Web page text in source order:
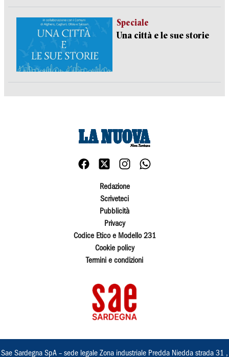
Speciale
Una città e le sue storie
Redazione
Scriveteci
Pubblicità
Privacy
Codice Etico e Modello 231
Cookie policy
Termini e condizioni
Sae Sardegna SpA – sede legale Zona industriale Predda Niedda strada 31 ,